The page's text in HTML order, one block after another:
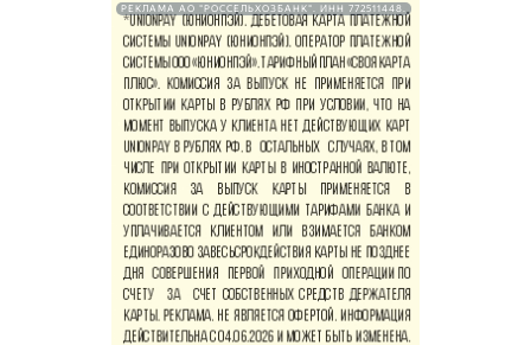
РЕКЛАМА АО "РОССЕЛЬХОЗБАНК". ИНН 772511448.